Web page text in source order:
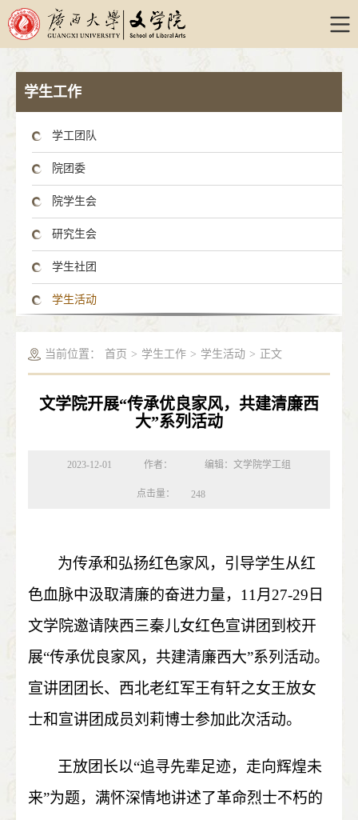
学生工作
学工团队
院团委
院学生会
研究生会
学生社团
学生活动
当前位置： 首页 > 学生工作 > 学生活动 > 正文
文学院开展“传承优良家风，共建清廉西
大”系列活动
2023-12-01 作者： 编辑：文学院学工组
点击量： 248
为传承和弘扬红色家风，引导学生从红
色血脉中汲取清廉的奋进力量， 11月27-29 日
文学院邀请陕西三秦儿女红色宣讲团到校开
展“传承优良家风，共建清廉西大”系列活动。
宣讲团团长、西北老红军王有轩之女王放女
士和宣讲团成员刘莉博士参加此次活动。
王放团长以“追寻先辈足迹，走向辉煌未
来”为题，满怀深情地讲述了革命烈士不朽的